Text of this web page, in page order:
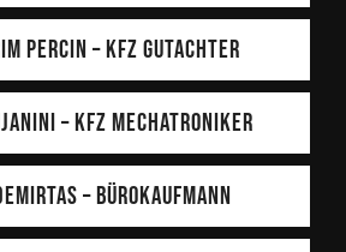
Percin – KFZ Gutachter
– Kfz Mechatroniker
– Bürokaufmann